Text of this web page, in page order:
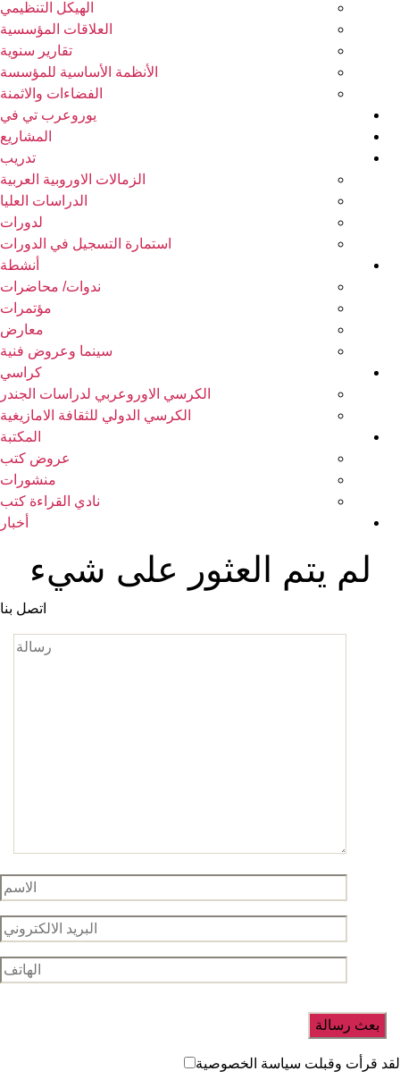
الهيكل التنظيمي
العلاقات المؤسسية
تقارير سنوية
الأنظمة الأساسية للمؤسسة
الفضاءات والاثمنة
يوروعرب تي في
المشاريع
تدريب
الزمالات الاوروبية العربية
الدراسات العليا
لدورات
استمارة التسجيل في الدورات
أنشطة
ندوات/ محاضرات
مؤتمرات
معارض
سينما وعروض فنية
كراسي
الكرسي الاوروعربي لدراسات الجندر
الكرسي الدولي للثقافة الامازيغية
المكتبة
عروض كتب
منشورات
نادي القراءة كتب
أخبار
لم يتم العثور على شيء
اتصل بنا
قرأت وقبلت سياسة الخصوصية